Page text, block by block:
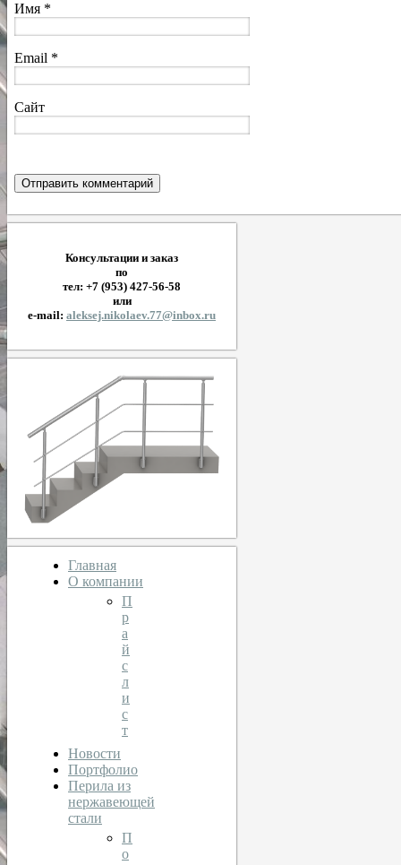
Имя *
Email *
Сайт
Консультации и заказ
по
тел: +7 (953) 427-56-58
или
e-mail: aleksej.nikolaev.77@inbox.ru
Главная
О компании
П
р
а
й
с
л
и
с
т
Новости
Портфолио
Перила из
нержавеющей
стали
П
о